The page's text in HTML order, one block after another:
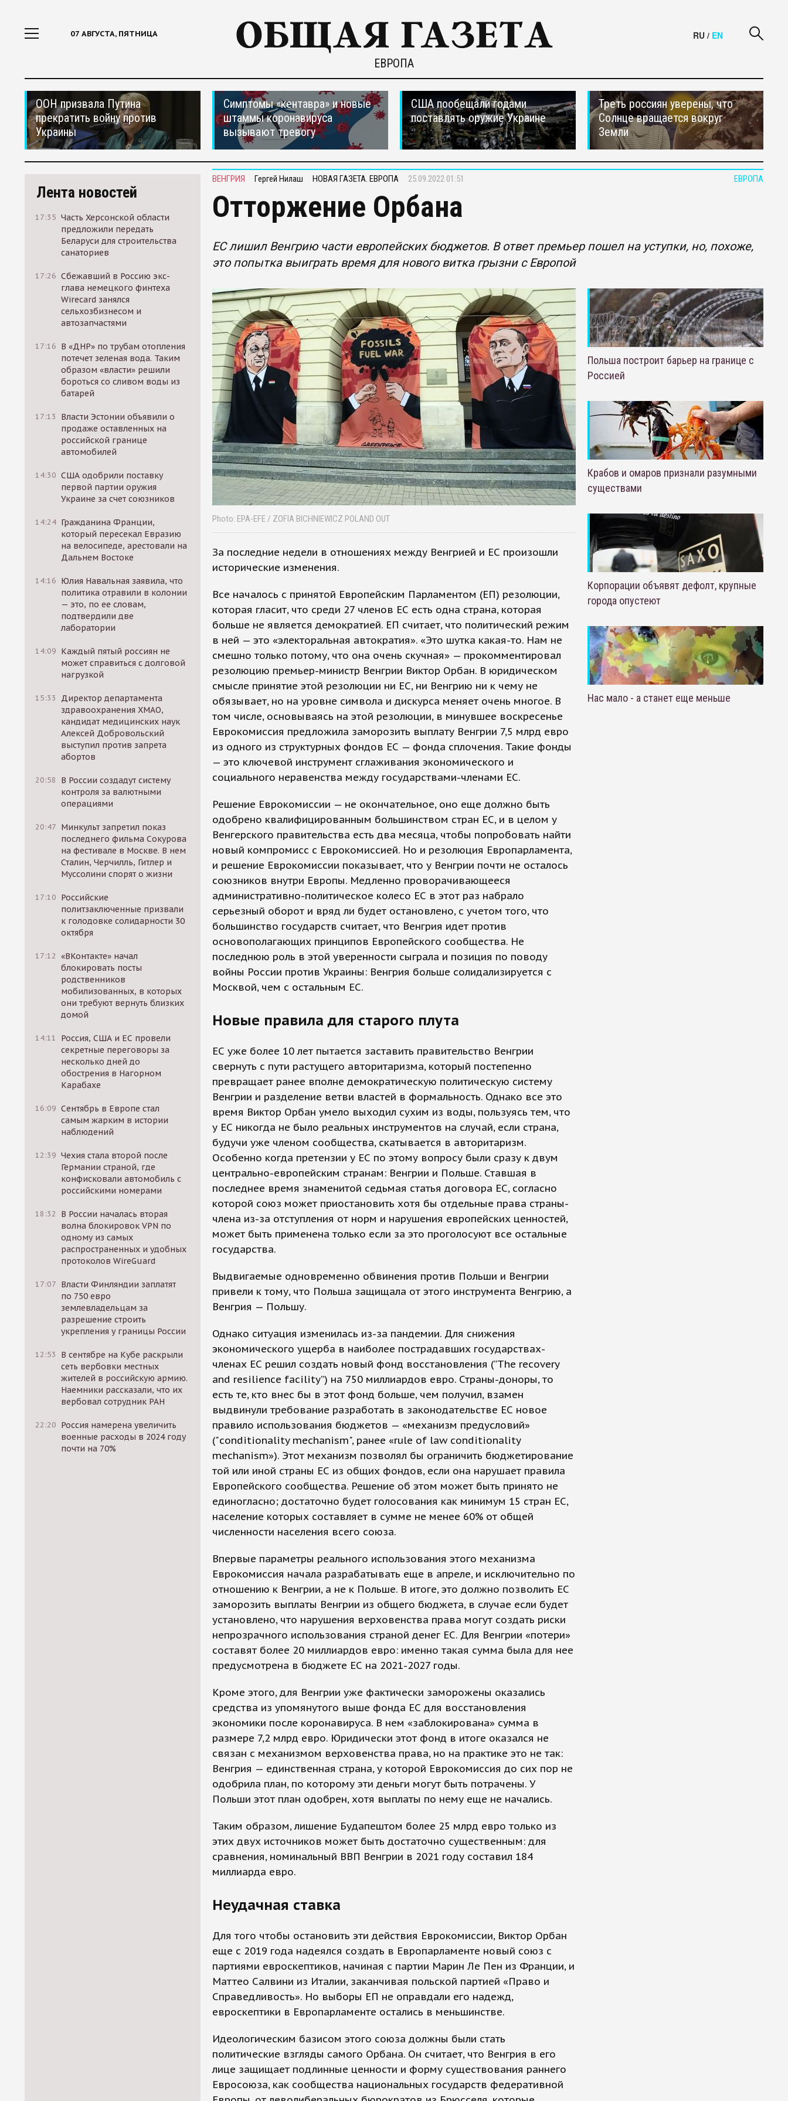
07 АВГУСТА, ПЯТНИЦА
ЕВРОПА
RU / EN
ООН призвала Путина
прекратить войну против
Украины
Симптомы «кентавра» и новые
штаммы коронавируса
вызывают тревогу
США пообещали годами
поставлять оружие Украине
Треть россиян уверены, что
Солнце вращается вокруг
Земли
Лента новостей
17:35 Часть Херсонской области
предложили передать
Беларуси для строительства
санаториев
17:26 Сбежавший в Россию экс-
глава немецкого финтеха
Wirecard занялся
сельхозбизнесом и
автозапчастями
17:16 В «ДНР» по трубам отопления
потечет зеленая вода. Таким
образом «власти» решили
бороться со сливом воды из
батарей
17:13
Власти Эстонии объявили о
продаже оставленных на
российской границе
автомобилей
14:30 США одобрили поставку
первой партии оружия
Украине за счет союзников
14:24 Гражданина Франции,
который пересекал Евразию
на велосипеде, арестовали на
Дальнем Востоке
14:16 Юлия Навальная заявила, что
политика отравили в колонии
— это, по ее словам,
подтвердили две
лаборатории
14:09 Каждый пятый россиян не
может справиться с долговой
нагрузкой
15:33
Директор департамента
здравоохранения ХМАО,
кандидат медицинских наук
Алексей Добровольский
выступил против запрета
абортов
20:58
В России создадут систему
контроля за валютными
операциями
20:47 Минкульт запретил показ
последнего фильма Сокурова
на фестивале в Москве. В нем
Сталин, Черчилль, Гитлер и
Муссолини спорят о жизни
17:10 Российские
политзаключенные призвали
к голодовке солидарности 30
октября
17:12 «ВКонтакте» начал
блокировать посты
родственников
мобилизованных, в которых
они требуют вернуть близких
домой
14:11
Россия, США и ЕС провели
секретные переговоры за
несколько дней до
обострения в Нагорном
Карабахе
16:09 Сентябрь в Европе стал
самым жарким в истории
наблюдений
12:39 Чехия стала второй после
Германии страной, где
конфисковали автомобиль с
российскими номерами
18:32
В России началась вторая
волна блокировок VPN по
одному из самых
распространенных и удобных
протоколов WireGuard
17:07 Власти Финляндии заплатят
по 750 евро
землевладельцам за
разрешение строить
укрепления у границы России
12:53
В сентябре на Кубе раскрыли
сеть вербовки местных
жителей в российскую армию.
Наемники рассказали, что их
вербовал сотрудник РАН
22:20 Россия намерена увеличить
военные расходы в 2024 году
почти на 70%
ЕВРОПА
ВЕНГРИЯ Гергей Нилаш НОВАЯ ГАЗЕТА. ЕВРОПА 25.09.2022 01:51
Отторжение Орбана
ЕС лишил Венгрию части европейских бюджетов. В ответ премьер пошел на уступки, но, похоже,
это попытка выиграть время для нового витка грызни с Европой
Photo: EPA-EFE / ZOFIA BICHNIEWICZ POLAND OUT
За последние недели в отношениях между Венгрией и ЕС произошли
исторические изменения.
Все началось с принятой Европейским Парламентом (ЕП) резолюции,
которая гласит, что среди 27 членов ЕС есть одна страна, которая
больше не является демократией. ЕП считает, что политический режим
в ней — это «электоральная автократия». «Это шутка какая-то. Нам не
смешно только потому, что она очень скучная» — прокомментировал
резолюцию премьер-министр Венгрии Виктор Орбан. В юридическом
смысле принятие этой резолюции ни ЕС, ни Венгрию ни к чему не
обязывает, но на уровне символа и дискурса меняет очень многое. В
том числе, основываясь на этой резолюции, в минувшее воскресенье
Еврокомиссия предложила заморозить выплату Венгрии 7,5 млрд евро
из одного из структурных фондов ЕС — фонда сплочения. Такие фонды
— это ключевой инструмент сглаживания экономического и
социального неравенства между государствами-членами ЕС.
Решение Еврокомиссии — не окончательное, оно еще должно быть
одобрено квалифицированным большинством стран ЕС, и в целом у
Венгерского правительства есть два месяца, чтобы попробовать найти
новый компромисс с Еврокомиссией. Но и резолюция Европарламента,
и решение Еврокомиссии показывает, что у Венгрии почти не осталось
союзников внутри Европы. Медленно проворачивающееся
административно-политическое колесо ЕС в этот раз набрало
серьезный оборот и вряд ли будет остановлено, с учетом того, что
большинство государств считает, что Венгрия идет против
основополагающих принципов Европейского сообщества. Не
последнюю роль в этой уверенности сыграла и позиция по поводу
войны России против Украины: Венгрия больше солидализируется с
Москвой, чем с остальным ЕС.
Новые правила для старого плута
ЕС уже более 10 лет пытается заставить правительство Венгрии
свернуть с пути растущего авторитаризма, который постепенно
превращает ранее вполне демократическую политическую систему
Венгрии и разделение ветви властей в формальность. Однако все это
время Виктор Орбан умело выходил сухим из воды, пользуясь тем, что
у ЕС никогда не было реальных инструментов на случай, если страна,
будучи уже членом сообщества, скатывается в авторитаризм.
Особенно когда претензии у ЕС по этому вопросу были сразу к двум
центрально-европейским странам: Венгрии и Польше. Ставшая в
последнее время знаменитой седьмая статья договора ЕС, согласно
которой союз может приостановить хотя бы отдельные права страны-
члена из-за отступления от норм и нарушения европейских ценностей,
может быть применена только если за это проголосуют все остальные
государства.
Выдвигаемые одновременно обвинения против Польши и Венгрии
привели к тому, что Польша защищала от этого инструмента Венгрию, а
Венгрия — Польшу.
Однако ситуация изменилась из-за пандемии. Для снижения
экономического ущерба в наиболее пострадавших государствах-
членах ЕС решил создать новый фонд восстановления (“The recovery
and resilience facility”) на 750 миллиардов евро. Страны-доноры, то
есть те, кто внес бы в этот фонд больше, чем получил, взамен
выдвинули требование разработать в законодательстве ЕС новое
правило использования бюджетов — «механизм предусловий»
("conditionality mechanism", ранее «rule of law conditionality
mechanism»). Этот механизм позволял бы ограничить бюджетирование
той или иной страны ЕС из общих фондов, если она нарушает правила
Европейского сообщества. Решение об этом может быть принято не
единогласно; достаточно будет голосования как минимум 15 стран ЕС,
население которых составляет в сумме не менее 60% от общей
численности населения всего союза.
Впервые параметры реального использования этого механизма
Еврокомиссия начала разрабатывать еще в апреле, и исключительно по
отношению к Венгрии, а не к Польше. В итоге, это должно позволить ЕС
заморозить выплаты Венгрии из общего бюджета, в случае если будет
установлено, что нарушения верховенства права могут создать риски
непрозрачного использования страной денег ЕС. Для Венгрии «потери»
составят более 20 миллиардов евро: именно такая сумма была для нее
предусмотрена в бюджете ЕС на 2021-2027 годы.
Кроме этого, для Венгрии уже фактически заморожены оказались
средства из упомянутого выше фонда ЕС для восстановления
экономики после коронавируса. В нем «заблокирована» сумма в
размере 7,2 млрд евро. Юридически этот фонд в итоге оказался не
связан с механизмом верховенства права, но на практике это не так:
Венгрия — единственная страна, у которой Еврокомиссия до сих пор не
одобрила план, по которому эти деньги могут быть потрачены. У
Польши этот план одобрен, хотя выплаты по нему еще не начались.
Таким образом, лишение Будапештом более 25 млрд евро только из
этих двух источников может быть достаточно существенным: для
сравнения, номинальный ВВП Венгрии в 2021 году составил 184
миллиарда евро.
Неудачная ставка
Для того чтобы остановить эти действия Еврокомиссии, Виктор Орбан
еще с 2019 года надеялся создать в Европарламенте новый союз с
партиями евроскептиков, начиная с партии Марин Ле Пен из Франции, и
Маттео Салвини из Италии, заканчивая польской партией «Право и
Справедливость». Но выборы ЕП не оправдали его надежд,
евроскептики в Европарламенте остались в меньшинстве.
Идеологическим базисом этого союза должны были стать
политические взгляды самого Орбана. Он считает, что Венгрия в его
лице защищает подлинные ценности и форму существования раннего
Евросоюза, как сообщества национальных государств федеративной
Польша построит барьер на границе с
Россией
Крабов и омаров признали разумными
существами
Корпорации объявят дефолт, крупные
города опустеют
Нас мало - а станет еще меньше